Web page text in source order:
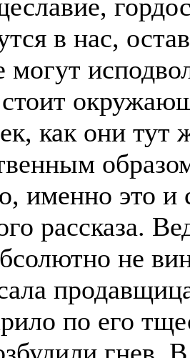
в нас,
могут
как они
именно это и
рассказа.
не
по его